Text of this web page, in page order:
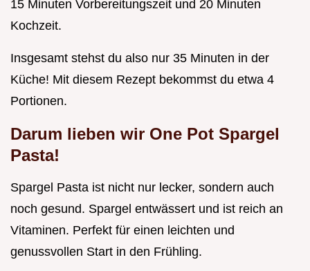
15 Minuten Vorbereitungszeit und 20 Minuten
Kochzeit.
Insgesamt stehst du also nur 35 Minuten in der
Küche! Mit diesem Rezept bekommst du etwa 4
Portionen.
Darum lieben wir One Pot Spargel
Pasta!
Spargel Pasta ist nicht nur lecker, sondern auch
noch gesund. Spargel entwässert und ist reich an
Vitaminen. Perfekt für einen leichten und
genussvollen Start in den Frühling.